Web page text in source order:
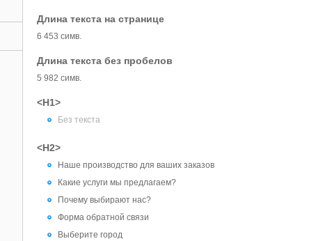
Длина текста на странице
6 453 симв.
Длина текста без пробелов
5 982 симв.
<H1>
Без текста
<H2>
Наше производство для ваших заказов
Какие услуги мы предлагаем?
Почему выбирают нас?
Форма обратной связи
Выберите город